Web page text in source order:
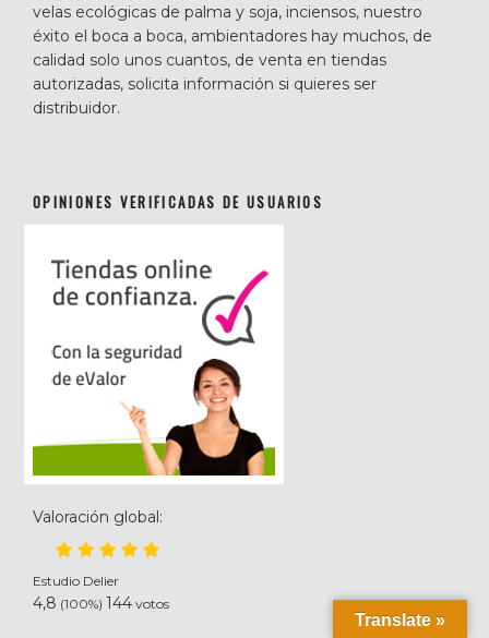
velas ecológicas de palma y soja, inciensos, nuestro
éxito el boca a boca, ambientadores hay muchos, de
calidad solo unos cuantos, de venta en tiendas
autorizadas, solicita información si quieres ser
distribuidor.
OPINIONES VERIFICADAS DE USUARIOS
Valoración global:
Estudio Delier
4,8 (100%) 144 votos
Translate »